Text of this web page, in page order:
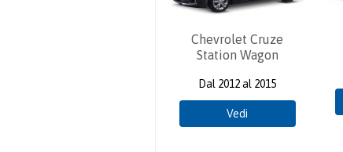
Chevrolet Cruze
Station Wagon
Dal 2012 al 2015
Vedi